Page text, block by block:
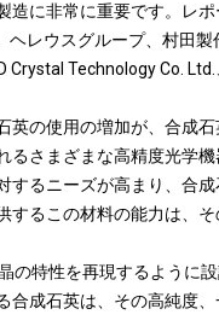
に非常に重要です。レ
ヘレウスグループ、村田
Technology Co.
英の使用の増加が、合成
さまざまな高精度光学機
するニーズが高まり、合
するこの材料の能力は、
の特性を再現するように
合成石英は、その高純度